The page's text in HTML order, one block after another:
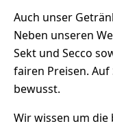
Auch unser
Neben unseren
Sekt und Secco
fairen Preisen.
bewusst.
Wir wissen um